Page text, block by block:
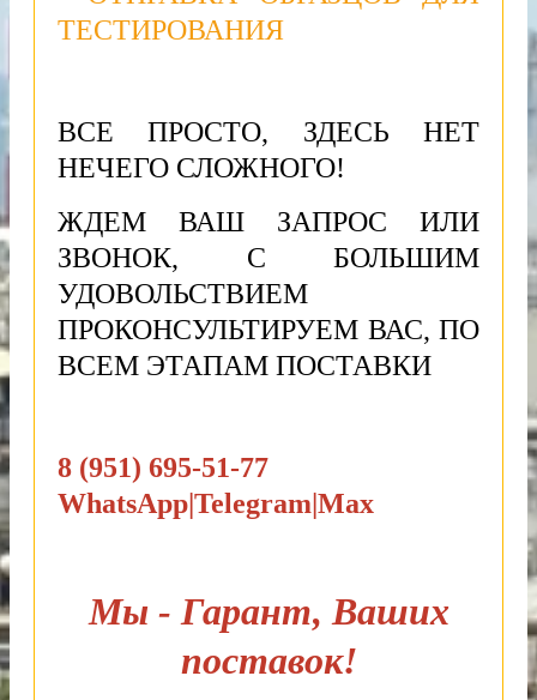
ТЕСТИРОВАНИЯ
ВСЕ ПРОСТО, ЗДЕСЬ НЕТ
НЕЧЕГО СЛОЖНОГО!
ЖДЕМ ВАШ ЗАПРОС ИЛИ
ЗВОНОК, С БОЛЬШИМ
УДОВОЛЬСТВИЕМ
ПРОКОНСУЛЬТИРУЕМ ВАС, ПО
ВСЕМ ЭТАПАМ ПОСТАВКИ
8 (951) 695-51-77
WhatsApp|Telegram|Max
Мы - Гарант, Ваших
поставок!